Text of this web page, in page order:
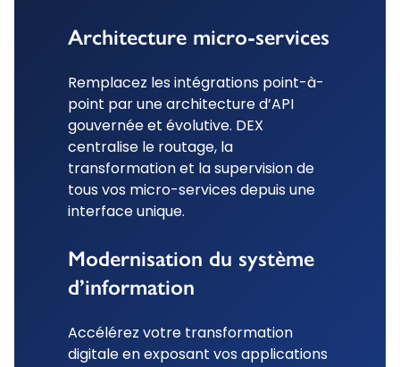
Architecture micro-services
Remplacez les intégrations point-à-
point par une architecture d’API
gouvernée et évolutive. DEX
centralise le routage, la
transformation et la supervision de
tous vos micro-services depuis une
interface unique.
Modernisation du système
d’information
Accélérez votre transformation
digitale en exposant vos applications